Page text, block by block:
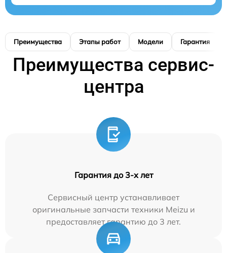
Преимущества Этапы работ Модели Гарантия
Преимущества сервис-
центра
Гарантия до 3-х лет
Сервисный центр устанавливает
оригинальные запчасти техники Meizu и
предоставляет гарантию до 3 лет.